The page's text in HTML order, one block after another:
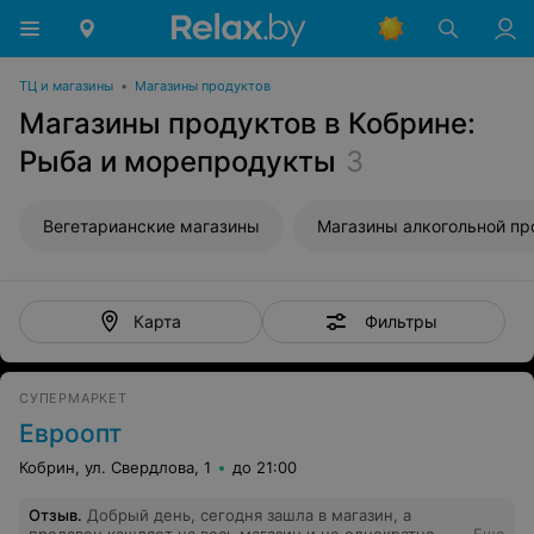
ТЦ и магазины • Магазины продуктов
Магазины продуктов в Кобрине:
Рыба и морепродукты 3
Вегетарианские магазины
Карта Фильтры
СУПЕРМАРКЕТ
Евроопт
Кобрин, ул. Свердлова, 1 до 21:00
Отзыв. Добрый день, сегодня зашла в магазин, а